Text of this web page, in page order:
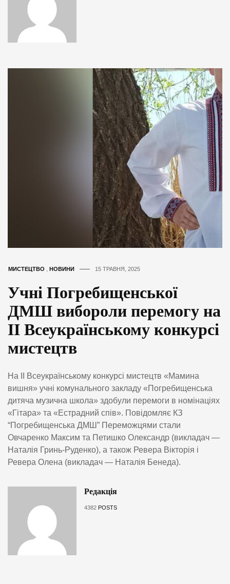
МИСТЕЦТВО , НОВИНИ 15 ТРАВНЯ, 2025
Учні Погребищенської
ДМШ вибороли перемогу на
ІІ Всеукраїнському конкурсі
мистецтв
На ІІ Всеукраїнському конкурсі мистецтв «Мамина
вишня» учні комунального закладу «Погребищенська
дитяча музична школа» здобули перемоги в номінаціях
«Гітара» та «Естрадний спів». Повідомляє КЗ
“Погребищенська ДМШ” Переможцями стали
Овчаренко Максим та Петишко Олександр (викладач —
Наталія Гринь-Руденко), а також Ревера Вікторія і
Ревера Олена (викладач — Наталія Бенеда).
Редакція
4382 POSTS